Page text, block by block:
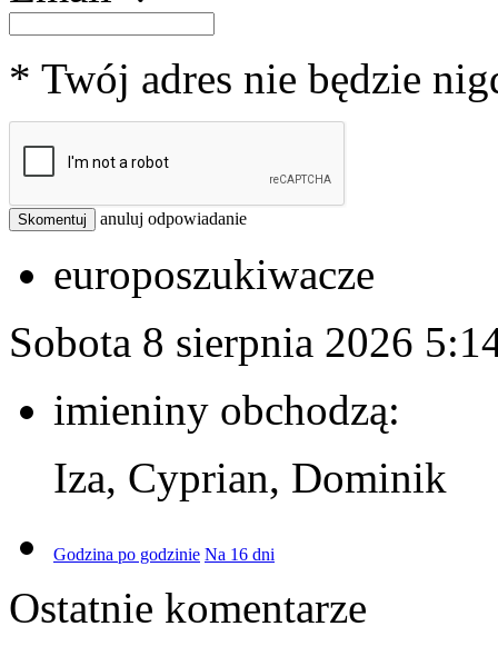
* Twój adres nie będzie
Skomentuj anuluj odpowiadanie
europoszukiwacze
Sobota 8 sierpnia 2026
imieniny obchodzą:
Iza, Cyprian, Dominik
Godzina po godzinie Na 16 dni
Ostatnie komentarze